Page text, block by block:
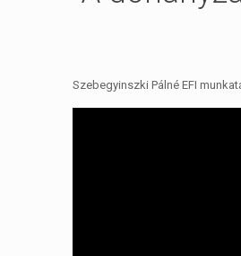
Szebegyinszki Pálné EFI